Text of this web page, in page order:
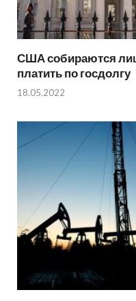
США собираются
платить по госдолгу
18.05.2022